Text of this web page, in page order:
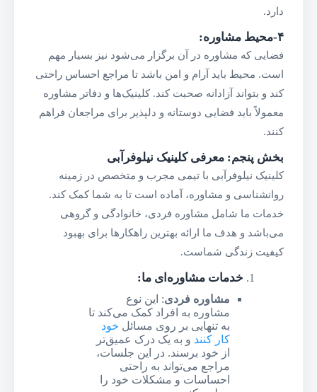
دارد.
۴-محیط مشاوره :
فضایی که مشاوره در آن برگزار می‌شود نیز بسیار مهم
است. محیط باید آرام و امن باشد تا مراجع احساس راحتی
کند و بتواند آزادانه صحبت کند. کلینیک‌ها و دفاتر مشاوره
معمولاً باید فضایی دوستانه و دلپذیر برای مراجعان فراهم
کنند.
بخش پنجم: معرفی کلینیک نیلوفرآبی
کلینیک نیلوفرآبی با تیمی مجرب و متخصص در زمینه
روانشناسی و مشاوره، آماده است تا به شما کمک کند.
خدمات ما شامل مشاوره فردی، خانوادگی و گروهی
می‌باشد و هدف ما ارائه بهترین راهکارها برای بهبود
کیفیت زندگی شماست.
خدمات مشاوره‌ای ما:
مشاوره فردی: این نوع
مشاوره به افراد کمک می‌کند تا
به تنهایی بر روی مسائل خود
کار کنند و به یک درک عمیق‌تر
از خود برسند. در این جلسات،
مراجع می‌تواند به راحتی
احساسات و مشکلات خود را